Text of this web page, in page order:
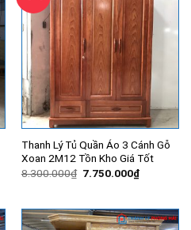
Thanh Lý Tủ Quần Áo 3 Cánh Gỗ
Xoan 2M12 Tồn Kho Giá Tốt
8.300.000₫ Giá
7.750.000₫Giá
hiện